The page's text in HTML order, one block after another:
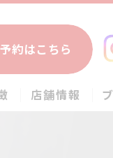
約はこちら
店舗情報